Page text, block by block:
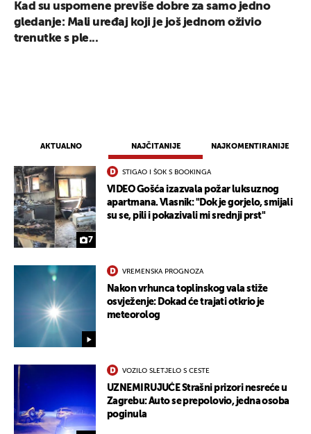
AKTUALNO NAJČITANIJE NAJKOMENTIRANIJE
7
STIGAO I ŠOK S BOOKINGA
VIDEO Gošća izazvala požar luksuznog
apartmana. Vlasnik: "Dok je gorjelo, smijali
su se, pili i pokazivali mi srednji prst"
VREMENSKA PROGNOZA
Nakon vrhunca toplinskog vala stiže
osvježenje: Dokad će trajati otkrio je
meteorolog
VOZILO SLETJELO S CESTE
UZNEMIRUJUĆE Strašni prizori nesreće u
Zagrebu: Auto se prepolovio, jedna osoba
poginula
Kad su uspomene previše dobre za samo jedno
gledanje: Mali uređaj koji je još jednom oživio
trenutke s ple...